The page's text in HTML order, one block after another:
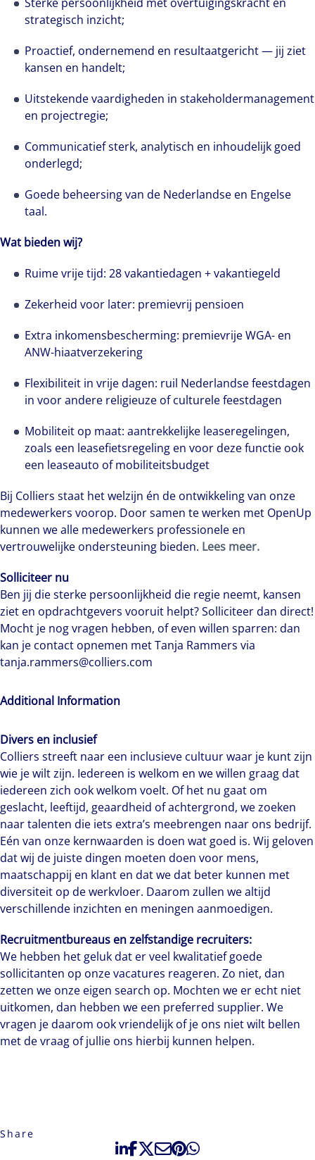
strategisch inzicht;
Proactief, ondernemend en resultaatgericht — jij ziet
kansen en handelt;
Uitstekende vaardigheden in stakeholdermanagement
en projectregie;
Communicatief sterk, analytisch en inhoudelijk goed
onderlegd;
Goede beheersing van de Nederlandse en Engelse
taal.
Wat bieden wij?
Ruime vrije tijd: 28 vakantiedagen + vakantiegeld
Zekerheid voor later: premievrij pensioen
Extra inkomensbescherming: premievrije WGA- en
ANW-hiaatverzekering
Flexibiliteit in vrije dagen: ruil Nederlandse feestdagen
in voor andere religieuze of culturele feestdagen
Mobiliteit op maat: aantrekkelijke leaseregelingen,
zoals een leasefietsregeling en voor deze functie ook
een leaseauto of mobiliteitsbudget
Bij Colliers staat het welzijn én de ontwikkeling van onze
medewerkers voorop. Door samen te werken met OpenUp
kunnen we alle medewerkers professionele en
vertrouwelijke ondersteuning bieden. Lees meer.
Solliciteer nu
Ben jij die sterke persoonlijkheid die regie neemt, kansen
ziet en opdrachtgevers vooruit helpt? Solliciteer dan direct!
Mocht je nog vragen hebben, of even willen sparren: dan
kan je contact opnemen met Tanja Rammers via
tanja.rammers@colliers.com
Additional Information
Divers en inclusief
Colliers streeft naar een inclusieve cultuur waar je kunt zijn
wie je wilt zijn. Iedereen is welkom en we willen graag dat
iedereen zich ook welkom voelt. Of het nu gaat om
geslacht, leeftijd, geaardheid of achtergrond, we zoeken
naar talenten die iets extra’s meebrengen naar ons bedrijf.
Eén van onze kernwaarden is doen wat goed is. Wij geloven
dat wij de juiste dingen moeten doen voor mens,
maatschappij en klant en dat we dat beter kunnen met
diversiteit op de werkvloer. Daarom zullen we altijd
verschillende inzichten en meningen aanmoedigen.
Recruitmentbureaus en zelfstandige recruiters:
We hebben het geluk dat er veel kwalitatief goede
sollicitanten op onze vacatures reageren. Zo niet, dan
zetten we onze eigen search op. Mochten we er echt niet
uitkomen, dan hebben we een preferred supplier. We
vragen je daarom ook vriendelijk of je ons niet wilt bellen
met de vraag of jullie ons hierbij kunnen helpen.
Share
specialist in het Asset Services-team. Hij is het
eerste aanspreekpunt voor klanten en heeft
dagelijks te maken met uiteenlopende vragen
en situaties. Juist die afwisseling maakt zijn